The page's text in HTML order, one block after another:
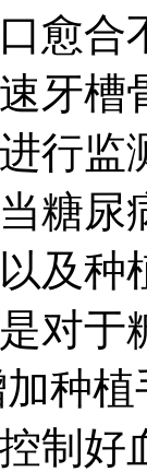
愈合
牙槽
行监
尿
及
对于
种
制好